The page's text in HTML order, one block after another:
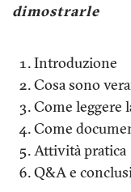
dimostrarle
Introduzione
Cosa sono
Come leggere
Come
Attività pratica
Q&A e